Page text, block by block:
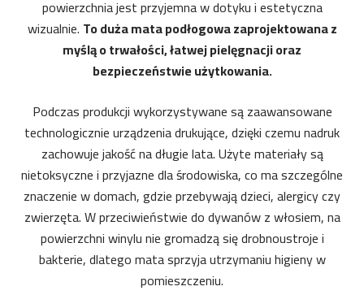
powierzchnia jest przyjemna w dotyku i estetyczna
wizualnie. To duża mata podłogowa zaprojektowana z
myślą o trwałości, łatwej pielęgnacji oraz
bezpieczeństwie użytkowania.
Podczas produkcji wykorzystywane są zaawansowane
technologicznie urządzenia drukujące, dzięki czemu nadruk
zachowuje jakość na długie lata. Użyte materiały są
nietoksyczne i przyjazne dla środowiska, co ma szczególne
znaczenie w domach, gdzie przebywają dzieci, alergicy czy
zwierzęta. W przeciwieństwie do dywanów z włosiem, na
powierzchni winylu nie gromadzą się drobnoustroje i
bakterie, dlatego mata sprzyja utrzymaniu higieny w
pomieszczeniu.